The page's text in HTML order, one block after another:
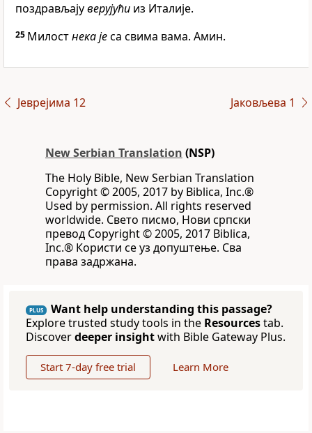
поздрављајуверујући из Италије.
25 Милостнека јеса свима вама. Амин.
Јеврејима 12 Јаковљева 1
New Serbian Translation (NSP)
The Holy Bible, New Serbian Translation
Copyright © 2005, 2017 by Biblica, Inc.®
Used by permission. All rights reserved
worldwide. Свето писмо, Нови српски
превод Copyright © 2005, 2017 Biblica,
Inc.® Користи се уз допуштење. Сва
права задржана.
PLUS
Want help understanding this passage?
Explore trusted study tools in the Resourcestab.
Discoverdeeper insightwith Bible Gateway Plus.
Start 7-day free trial Learn More